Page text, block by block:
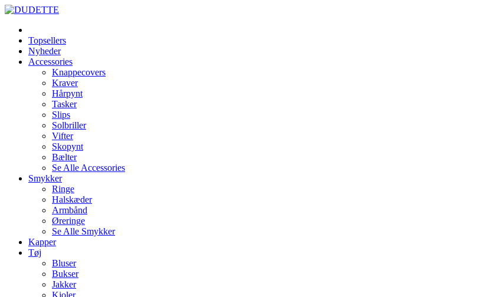
Topsellers
Nyheder
Accessories
Knappecovers
Kraver
Hårpynt
Tasker
Slips
Solbriller
Vifter
Skopynt
Bælter
Se Alle Accessories
Smykker
Ringe
Halskæder
Armbånd
Øreringe
Se Alle Smykker
Kapper
Tøj
Bluser
Bukser
Jakker
Kjoler